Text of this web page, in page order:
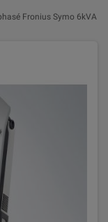
Fronius Symo 6kVA -